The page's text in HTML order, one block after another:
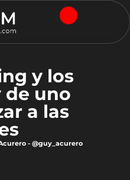
y los
de uno
a las
- @guy_acurero